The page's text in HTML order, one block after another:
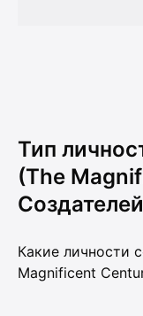
Тип
(The
Создателей
Какие личности
Magnificent